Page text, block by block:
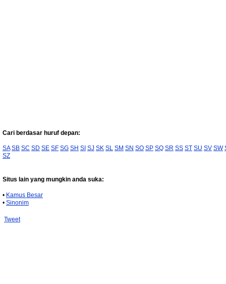
Cari berdasar huruf depan:
SA SB SC SD SE SF SG SH SI SJ SK SL SM SN SO SP SQ SR SS ST SU SV SW
SZ
Situs lain yang mungkin anda suka:
• Kamus Besar
• Sinonim
Tweet